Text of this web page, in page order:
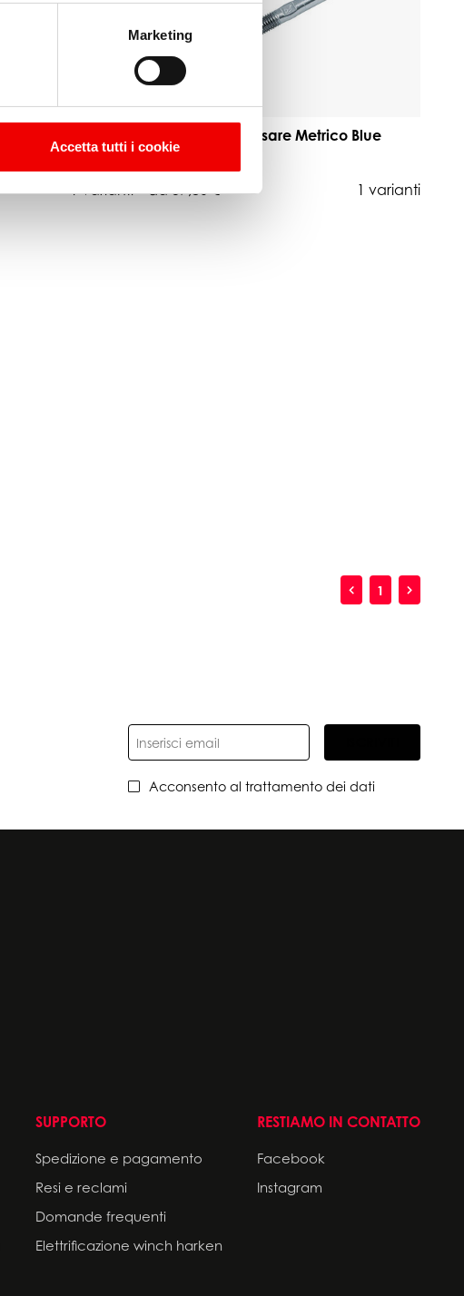
Marketing
Accetta tutti i cookie
1 varianti
Terminale a Pressare Metrico Blue
Wave Ø8 M16
da 37,80 €
1 varianti
1
Acconsento al trattamento dei dati
SUPPORTO
Spedizione e pagamento
Resi e reclami
Domande frequenti
Elettrificazione winch harken
RESTIAMO IN CONTATTO
Facebook
Instagram